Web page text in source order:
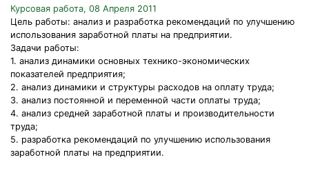
Курсовая работа, 08 Апреля 2011
Цель работы: анализ и разработка рекомендаций по улучшению
использования заработной платы на предприятии.
Задачи работы:
1. анализ динамики основных технико-экономических
показателей предприятия;
2. анализ динамики и структуры расходов на оплату труда;
3. анализ постоянной и переменной части оплаты труда;
4. анализ средней заработной платы и производительности
труда;
5. разработка рекомендаций по улучшению использования
заработной платы на предприятии.